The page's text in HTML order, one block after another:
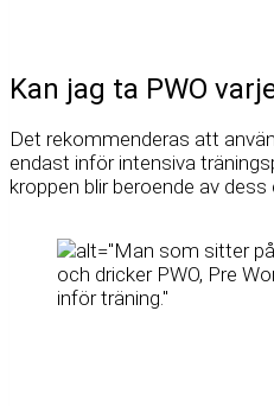
Kan jag ta PWO
Det rekommenderas att
endast inför intensiva
kroppen blir beroende av dess